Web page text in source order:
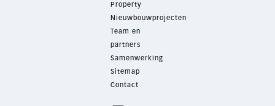
Property
Nieuwbouwprojecten
Team en
partners
Samenwerking
Sitemap
Contact